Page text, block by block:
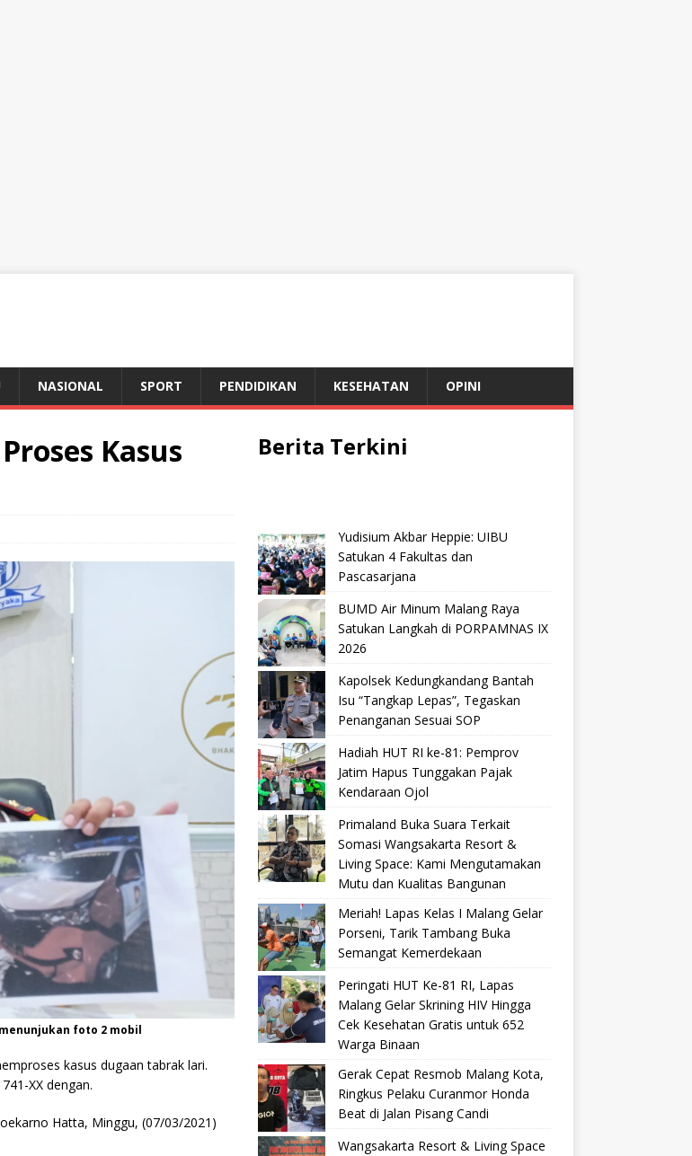
NASIONAL SPORT PENDIDIKAN KESEHATAN OPINI
Kasus
foto 2 mobil
kasus dugaan tabrak lari.
XX dengan.
Hatta, Minggu, (07/03/2021)
Berita Terkini
Yudisium Akbar Heppie: UIBU
Satukan 4 Fakultas dan
Pascasarjana
BUMD Air Minum Malang Raya
Satukan Langkah di PORPAMNAS IX
2026
Kapolsek Kedungkandang Bantah
Isu “Tangkap Lepas”, Tegaskan
Penanganan Sesuai SOP
Hadiah HUT RI ke-81: Pemprov
Jatim Hapus Tunggakan Pajak
Kendaraan Ojol
Primaland Buka Suara Terkait
Somasi Wangsakarta Resort &
Living Space: Kami Mengutamakan
Mutu dan Kualitas Bangunan
Meriah! Lapas Kelas I Malang Gelar
Porseni, Tarik Tambang Buka
Semangat Kemerdekaan
Peringati HUT Ke-81 RI, Lapas
Malang Gelar Skrining HIV Hingga
Cek Kesehatan Gratis untuk 652
Warga Binaan
Gerak Cepat Resmob Malang Kota,
Ringkus Pelaku Curanmor Honda
Beat di Jalan Pisang Candi
Wangsakarta Resort & Living Space